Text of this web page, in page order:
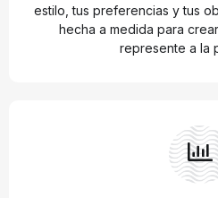
estilo, tus preferencias y tus
hecha a medida para
represente a la